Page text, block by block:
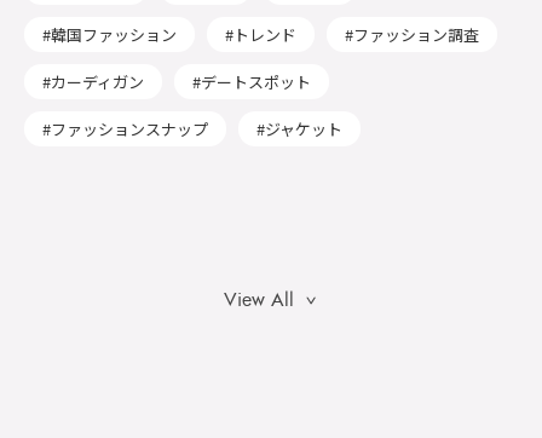
韓国ファッション トレンド ファッション調査
カーディガン デートスポット
ファッションスナップ ジャケット
View All